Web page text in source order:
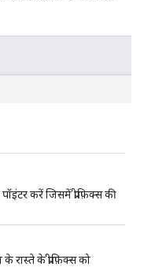
करें जिसमें प्रीफ़िक्स की
के प्रीफ़िक्स को